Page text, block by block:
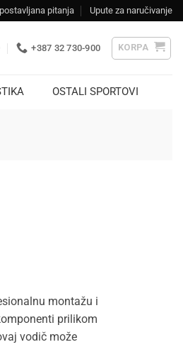
pitanja Upute za naručivanje
+387 32 730-900 KORPA
OSTALI SPORTOVI
montažu i
prilikom
vodič može